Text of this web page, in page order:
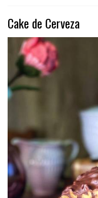
Cake de Cerveza